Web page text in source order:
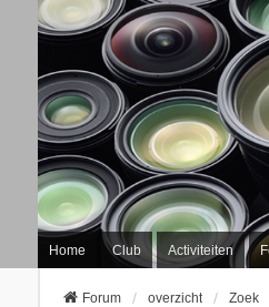
Home Club Activiteiten
Forum overzicht Zoek